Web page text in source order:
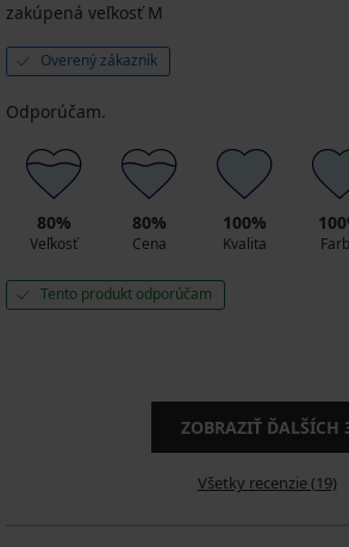
zakúpená veľkosť M
Overený zákazník
Odporúčam.
80%
Veľkosť
80%
Cena
100%
Kvalita
Tento produkt odporúčam
ZOBRAZIŤ ĎALŠÍCH
Všetky recenzie (19)